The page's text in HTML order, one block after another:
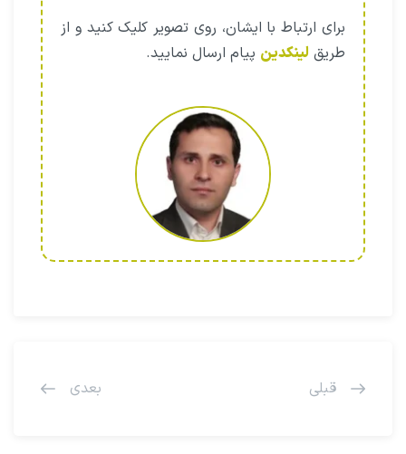
برای ارتباط با ایشان، روی تصویر کلیک کنید و از
طریق لینکدین پیام ارسال نمایید.
قبلی بعدی